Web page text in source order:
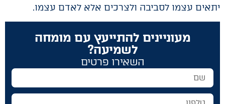
יתאים עצמו לסביבה ולצרכים אלא לאדם עצמו.
מעוניינים להתייעץ עם מומחה
לשמיעה?
השאירו פרטים